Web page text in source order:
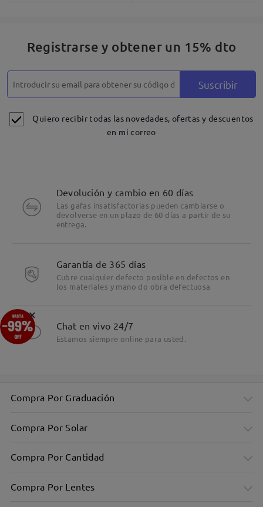
Registrarse y obtener un 15% dto
Suscribir
Quiero recibir todas las novedades, ofertas y descuentos
en mi correo
Devolución y cambio en 60 días
Las gafas insatisfactorias pueden cambiarse o
devolverse en un plazo de 60 días a partir de su
entrega.
Garantía de 365 días
Cubre cualquier defecto posible en defectos en
los materiales y mano do obra defectuosa
Chat en vivo 24/7
Estamos siempre online para usted.
Compra Por Graduación
Compra Por Solar
Compra Por Cantidad
Compra Por Lentes
×